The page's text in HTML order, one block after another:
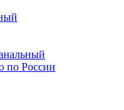
по России